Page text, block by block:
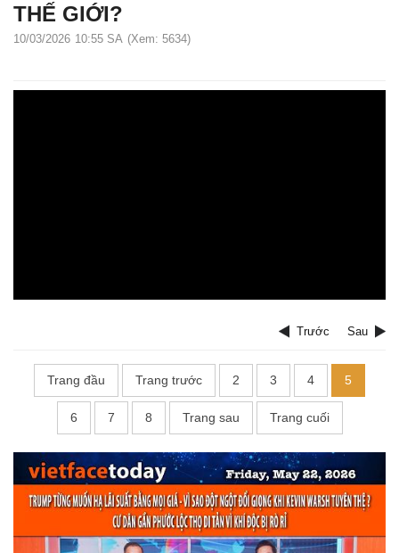
THẾ GIỚI?
10/03/2026 10:55 SA (Xem: 5634)
Trước Sau
Trang đầu Trang trước 2 3 4 5
6 7 8 Trang sau Trang cuối